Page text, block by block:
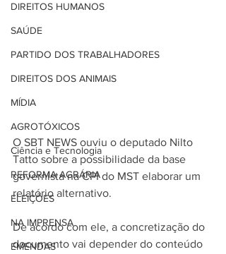
DIREITOS HUMANOS
SAÚDE
PARTIDO DOS TRABALHADORES
DIREITOS DOS ANIMAIS
MÍDIA
AGROTÓXICOS
Ciência e Tecnologia
REFORMA AGRÁRIA
ELEIÇÕES
NA IMPRENSA
EMENDAS
O SBT NEWS ouviu o deputado Nilto
Tatto sobre a possibilidade da base
governista na CPI do MST elaborar um
relatório alternativo.
De acordo com ele, a concretização do
documento vai depender do conteúdo